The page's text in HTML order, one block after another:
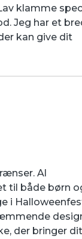
klamme
Jeg har et
kan give dit
Al
til både børn
i
der bringer